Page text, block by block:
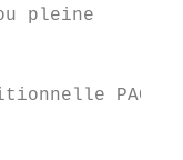
pleine
PAC